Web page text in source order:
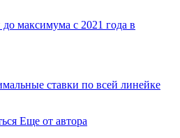
максимума с 2021 года в
ставки по всей линейке
Еще от автора